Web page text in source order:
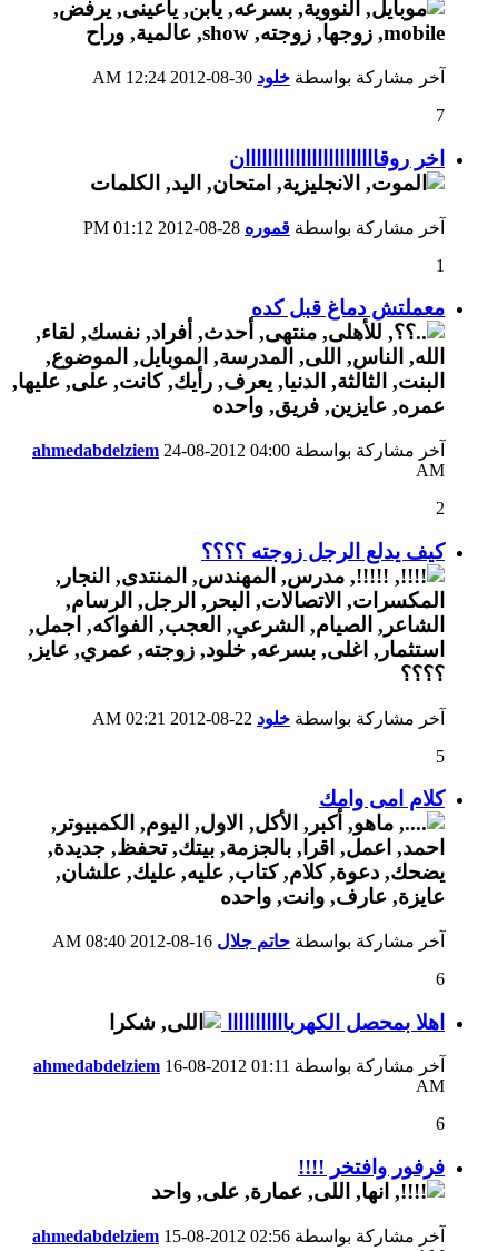
آخر مشاركة بواسطة خلود
12:24 AM
7
اخر روقاااااااااااااااااااااااان
آخر مشاركة بواسطة قموره
01:12 PM
1
معملتش دماغ قبل كده
آخر مشاركة بواسطة ahmedabdelziem 24-08-2012 04:00
AM
2
كيف يدلع الرجل زوجته ؟؟؟؟
آخر مشاركة بواسطة خلود
02:21 AM
5
كلام امى وامك
آخر مشاركة بواسطة حاتم جلال
08:40 AM
6
اهلا بمحصل الكهربااااااااااا
آخر مشاركة بواسطة ahmedabdelziem 16-08-2012 01:11
AM
6
فرفور وافتخر !!!!
آخر مشاركة بواسطة ahmedabdelziem 15-08-2012 02:56